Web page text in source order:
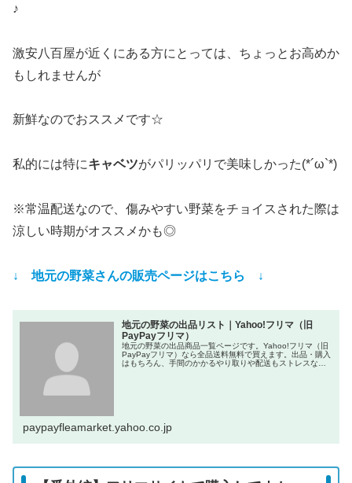
♪
激安八百屋が近くにある方にとっては、ちょっとお高めか
もしれませんが
新鮮なのでおススメです☆
私的には特にキャベツがパリッパリで美味しかった(*´ω`*)
※常温配送なので、傷みやすい野菜をチョイスされた際は
涼しい時期がオススメかも◎
↓ 地元の野菜さんの販売ページはこちら ↓
地元の野菜の出品リスト｜Yahoo!フリマ（旧
PayPayフリマ）
地元の野菜の出品商品一覧ページです。Yahoo!フリマ（旧
PayPayフリマ）なら全品送料無料で買えます。出品・購入
はもちろん、手間のかかるやり取りや配送もストレスな
paypayfleamarket.yahoo.co.jp